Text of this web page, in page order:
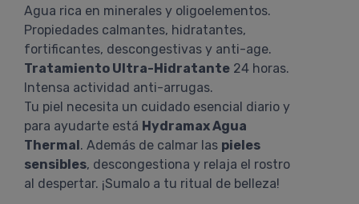
Agua rica en minerales y oligoelementos.
Propiedades calmantes, hidratantes,
fortificantes, descongestivas y anti-age.
Tratamiento Ultra-Hidratante 24 horas.
Intensa actividad anti-arrugas.
Tu piel necesita un cuidado esencial diario y
para ayudarte está Hydramax Agua
Thermal. Además de calmar las pieles
sensibles, descongestiona y relaja el rostro
al despertar. ¡Sumalo a tu ritual de belleza!